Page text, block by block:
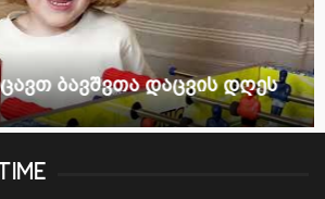
ბავშვთა დაცვის დღეს